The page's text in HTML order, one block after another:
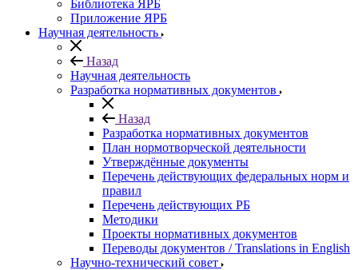
Библиотека ЯРБ
Приложение ЯРБ
Научная деятельность
Назад
Научная деятельность
Разработка нормативных документов
Назад
Разработка нормативных документов
План нормотворческой деятельности
Утверждённые документы
Перечень действующих федеральных норм и
правил
Перечень действующих РБ
Методики
Проекты нормативных документов
Переводы документов / Translations in English
Научно-технический совет